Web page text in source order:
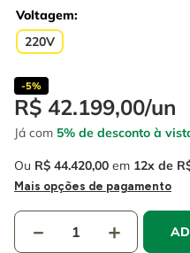
Voltagem
220V
-5%
R$ 42.199,00/un
Já com 5% de desconto à
Ou R$ 44.420,00 em 12
Mais opções de pagamento
＋
－
6º serra copo
7º
8º
9 º lavadora alta pressão
º serra circular
luva
º
10º alicate